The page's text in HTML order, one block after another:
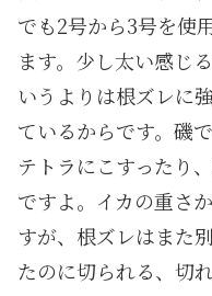
でも2号から3号を使
ます。少し太い感じ
いうよりは根ズレに
ているからです。磯
テトラにこすったり
ですよ。イカの重さ
すが、根ズレはまた
たのに切られる、切